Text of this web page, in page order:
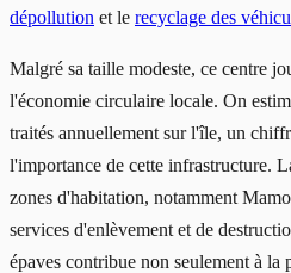
dépollution et le recyclage des
Malgré sa taille modeste, ce centre
l'économie circulaire locale. On
traités annuellement sur l'île, un
l'importance de cette infrastructure.
zones d'habitation, notamment
services d'enlèvement et de
épaves contribue non seulement à